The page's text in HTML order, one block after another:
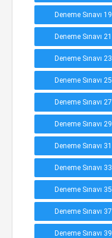
Deneme Sınavı 19
Deneme Sınavı 21
Deneme Sınavı 23
Deneme Sınavı 25
Deneme Sınavı 27
Deneme Sınavı 29
Deneme Sınavı 31
Deneme Sınavı 33
Deneme Sınavı 35
Deneme Sınavı 37
Deneme Sınavı 39